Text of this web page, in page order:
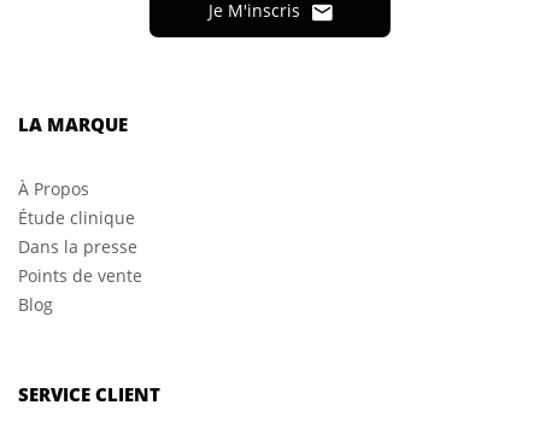
Je M'inscris
LA MARQUE
À Propos
Étude clinique
Dans la presse
Points de vente
Blog
SERVICE CLIENT